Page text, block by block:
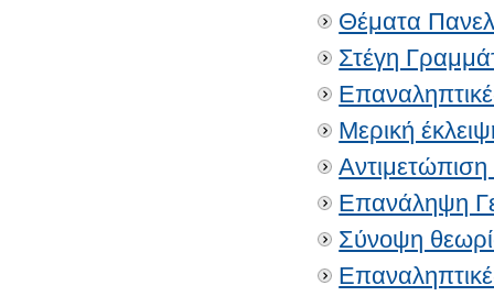
Θέματα
Στέγη
Μερική
Επανάληψη
Σύνοψη